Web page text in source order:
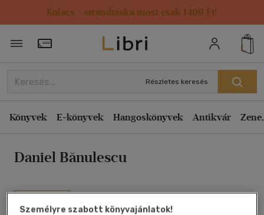
Kulacs / strandtáska most csak 1499 Ft!
Törzsvásárlói Kártya adatai
Részletes keresés
Könyvek E-könyvek Hangoskönyvek Antikvár
Daniel Bănulescu
Művei
Rendezés
Kiadás éve szerint csökkenő
Ár szerint csökkenő
Eladott darabszám szerint csökkenő
Cím szerint A-Z
Szerző szerint A-Z
Személyre szabott könyvajánlatok!